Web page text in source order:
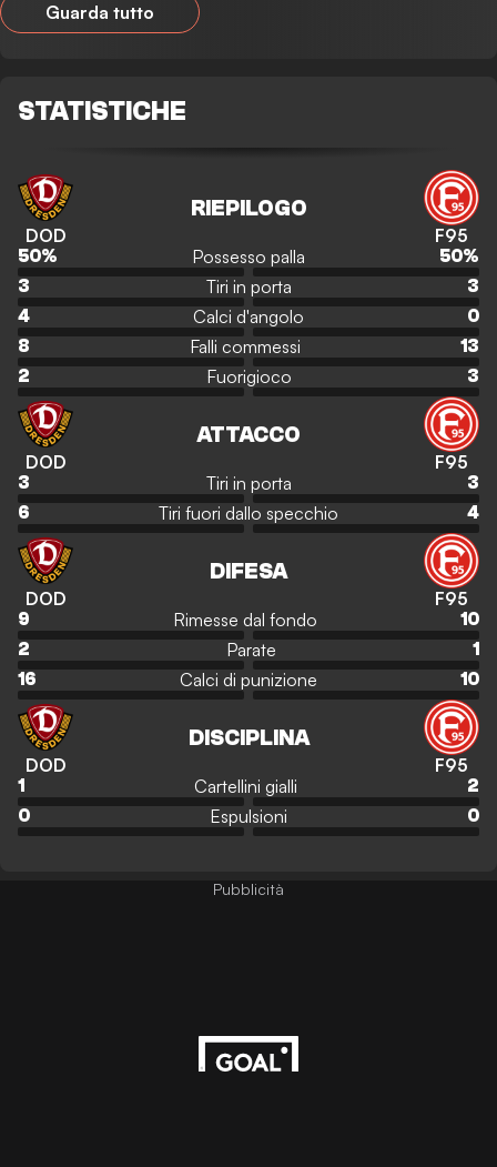
Guarda tutto
STATISTICHE
DOD
RIEPILOGO
F95
50% Possesso palla 50%
3
Tiri in porta
3
4
Calci d'angolo
0
8
Falli commessi
13
2
Fuorigioco 3
DOD
ATTACCO
F95
3 Tiri in porta
3
6
Tiri fuori dallo specchio 4
DOD
DIFESA
F95
9 Rimesse dal fondo
10
2
Parate
1
16
Calci di punizione 10
DOD
DISCIPLINA
F95
1 Cartellini gialli
2
0
Espulsioni 0
Pubblicità